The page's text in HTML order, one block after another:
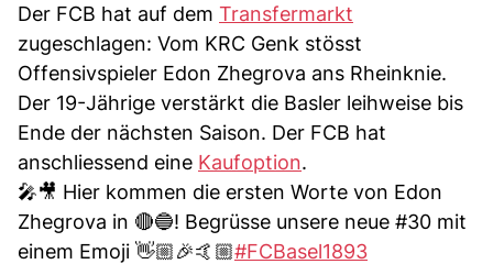
Der FCB hat auf dem Transfermarkt
zugeschlagen: Vom KRC Genk stösst
Offensivspieler Edon Zhegrova ans Rheinknie.
Der 19-Jährige verstärkt die Basler leihweise bis
Ende der nächsten Saison. Der FCB hat
anschliessend eine Kaufoption.
🎤🎥 Hier kommen die ersten Worte von Edon
Zhegrova in 🔴🔵! Begrüsse unsere neue #30 mit
einem Emoji 👋🏼🎉🤙🏼#FCBasel1893